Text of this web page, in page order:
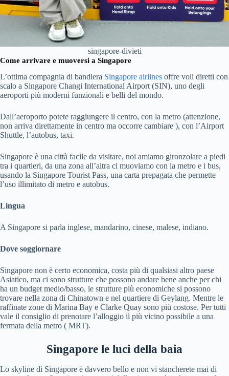
singapore-divieti
Come arrivare e muoversi a Singapore
L’ottima compagnia di bandiera Singapore airlines offre voli diretti con
scalo a Singapore Changi International Airport (SIN), uno degli
aeroporti più moderni funzionali e belli del mondo.
Dall’aeroporto potete raggiungere il centro, con la metro (attenzione,
non arriva direttamente in centro ma occorre cambiare ), con l’Airport
Shuttle, l’autobus, taxi.
Singapore è una città facile da visitare, noi amiamo gironzolare a piedi
tra i quartieri, da una zona all’altra ci muoviamo con la metro e i bus,
usando la Singapore Tourist Pass, una carta prepagata che permette
l’uso illimitato di metro e autobus.
Lingua
A Singapore si parla inglese, mandarino, cinese, malese, indiano.
Dove soggiornare
Singapore non è certo economica, costa più di qualsiasi altro paese
Asiatico, ma ci sono strutture che possono andare bene anche per chi
ha un budget medio/basso, le strutture più economiche si possono
trovare nella zona di Chinatown e nel quartiere di Geylang. Mentre le
raffinate zone di Marina Bay e Clarke Quay sono più costose. Per tutti
vale il consiglio di prenotare l’alloggio il più vicino possibile a una
fermata della metro ( MRT).
Singapore le luci della baia
Lo skyline di Singapore è davvero bello e non vi stancherete mai di